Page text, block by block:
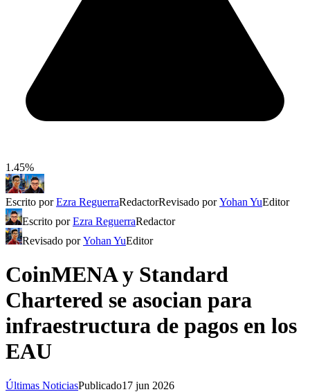
1.45%
Escrito porEzra ReguerraRedactorRevisado porYohan YuEditor
Escrito porEzra ReguerraRedactor
Revisado porYohan YuEditor
CoinMENA y Standard
Chartered se asocian para
infraestructura de pagos en los
EAU
Últimas NoticiasPublicado17 jun 2026